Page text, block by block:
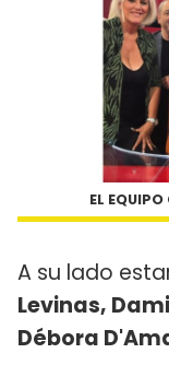
EL
A su lado
Levinas,
Débora